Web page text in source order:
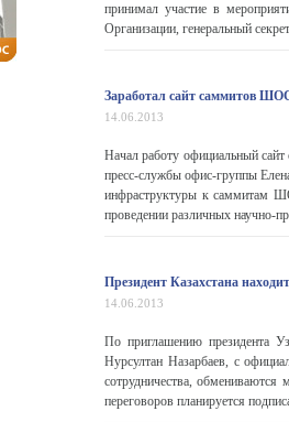
принимал участие в
Организации, генеральный
Заработал сайт саммитов
14.06.2013
Начал работу официальный
пресс-службы офис-группы
инфраструктуры к саммитам
проведении различных научно-
Президент Казахстана
14.06.2013
По приглашению президента
Нурсултан Назарбаев, с
сотрудничества,
переговоров планируется